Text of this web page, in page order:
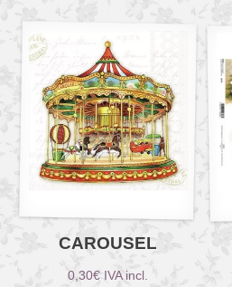
CAROUSEL
0,30€ IVA incl.